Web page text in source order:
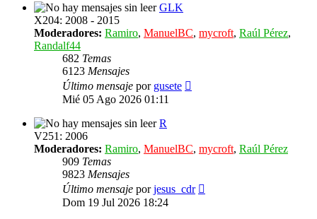
GLK
X204: 2008 - 2015
Moderadores: Ramiro, ManuelBC, mycroft, Raúl Pérez,
Randalf44
682 Temas
6123 Mensajes
Último mensaje por gusete
Mié 05 Ago 2026 01:11
R
V251: 2006
Moderadores: Ramiro, ManuelBC, mycroft, Raúl Pérez
909 Temas
9823 Mensajes
Último mensaje porjesus_cdr
Dom 19 Jul 2026 18:24